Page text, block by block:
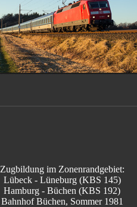
Zugbildung im Zonenrandgebiet:
Lübeck - Lüneburg (KBS 145)
Hamburg - Büchen (KBS 192)
Bahnhof Büchen, Sommer 1981